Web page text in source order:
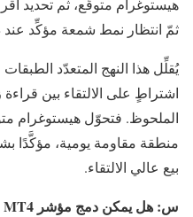
هيستوغرام متوقَّع، ثم تحديد
ثمّ انتظار نمط شمعة مؤكِّد
يُقلِّل هذا النهج المتعدّد
اشتراطٍ على الالتقاء بين
الملحوظ. فتحوّل هيستوغرام
بيع عالي الالتقاء.
س: